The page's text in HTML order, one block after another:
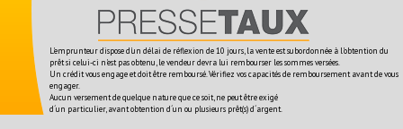
L'emprunteur dispose d'un délai de réflexion de 10 jours, la vente est subordonnée à l'obtention du
prêt si celui-ci n'est pas obtenu, le vendeur devra lui rembourser les sommes versées.
Un crédit vous engage et doit être remboursé. Vérifiez vos capacités de remboursement avant de vous
engager.
Aucun versement de quelque nature que ce soit, ne peut être exigé
d´un particulier, avant obtention d´un ou plusieurs prêt(s) d´argent.